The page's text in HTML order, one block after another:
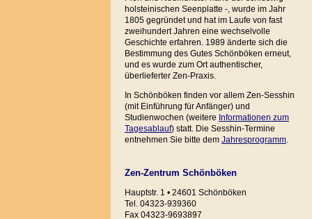
holsteinischen Seenplatte -, wurde im Jahr
1805 gegründet und hat im Laufe von fast
zweihundert Jahren eine wechselvolle
Geschichte erfahren. 1989 änderte sich die
Bestimmung des Gutes Schönböken erneut,
und es wurde zum Ort authentischer,
überlieferter Zen-Praxis.
In Schönböken finden vor allem Zen-Sesshin
(mit Einführung für Anfänger) und
Studienwochen (weitere Informationen zum
Tagesablauf) statt. Die Sesshin-Termine
entnehmen Sie bitte dem Jahresprogramm.
Zen-Zentrum Schönböken
Hauptstr. 1 • 24601 Schönböken
Tel. 04323-939360
Fax 04323-9693897